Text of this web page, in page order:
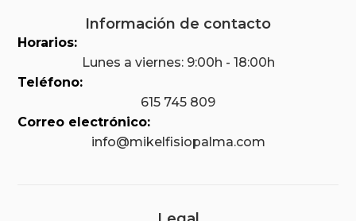
Información de contacto
Horarios:
Lunes a viernes: 9:00h - 18:00h
Teléfono:
615 745 809
Correo electrónico:
info@mikelfisiopalma.com